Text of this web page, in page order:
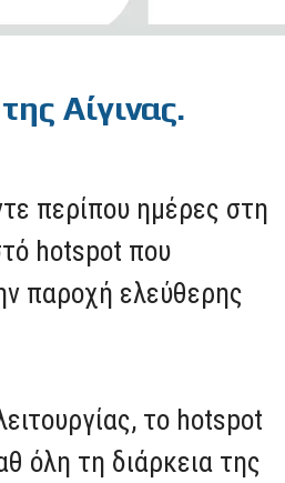
Αίγινας.
περίπου ημέρες στη
hotspot που
παροχή ελεύθερης
το hotspot
όλη τη διάρκεια της